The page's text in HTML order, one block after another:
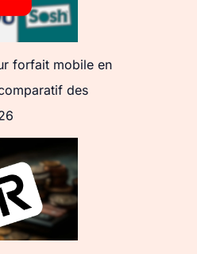
forfait mobile en
des